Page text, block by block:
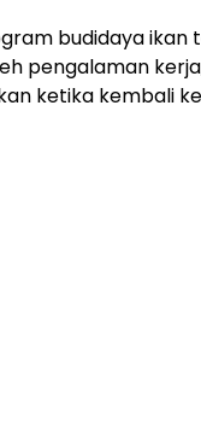
budidaya
pengalaman
ketika kembali